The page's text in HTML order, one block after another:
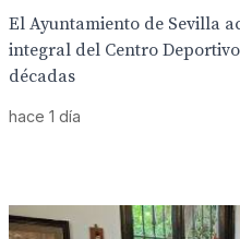
El Ayuntamiento de Sevilla
integral del Centro
décadas
hace 1 día